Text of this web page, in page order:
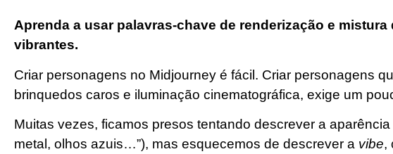
Aprenda a usar palavras-chave de renderização e
vibrantes.
Criar personagens no Midjourney é fácil. Criar personagens
brinquedos caros e iluminação cinematográfica, exige um
Muitas vezes, ficamos presos tentando descrever a
metal, olhos azuis…”), mas esquecemos de descrever a vibe,